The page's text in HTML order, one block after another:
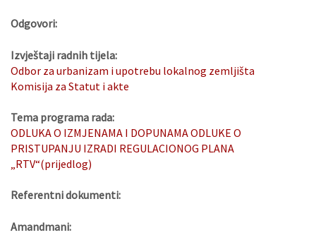
Odgovori:
Izvještaji radnih tijela:
Odbor za urbanizam i upotrebu lokalnog zemljišta
Komisija za Statut i akte
Tema programa rada:
ODLUKA O IZMJENAMA I DOPUNAMA ODLUKE O
PRISTUPANJU IZRADI REGULACIONOG PLANA
„RTV“(prijedlog)
Referentni dokumenti:
Amandmani: